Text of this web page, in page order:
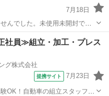
7月18日
んでした。未使用未開封で
たいです。 使用に関してのク
おられたら、ぜひ。
バックゲート
社員≫組立・加工・プレス
グ株式会社
提携サイト 7月23日
OK！自動車の組立スタッフ